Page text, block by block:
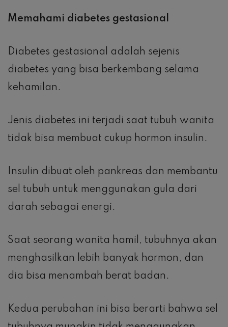
Memahami diabetes gestasional
Diabetes gestasional adalah sejenis
diabetes yang bisa berkembang selama
kehamilan.
Jenis diabetes ini terjadi saat tubuh wanita
tidak bisa membuat cukup hormon insulin.
Insulin dibuat oleh pankreas dan membantu
sel tubuh untuk menggunakan gula dari
darah sebagai energi.
Saat seorang wanita hamil, tubuhnya akan
menghasilkan lebih banyak hormon, dan
dia bisa menambah berat badan.
Kedua perubahan ini bisa berarti bahwa sel